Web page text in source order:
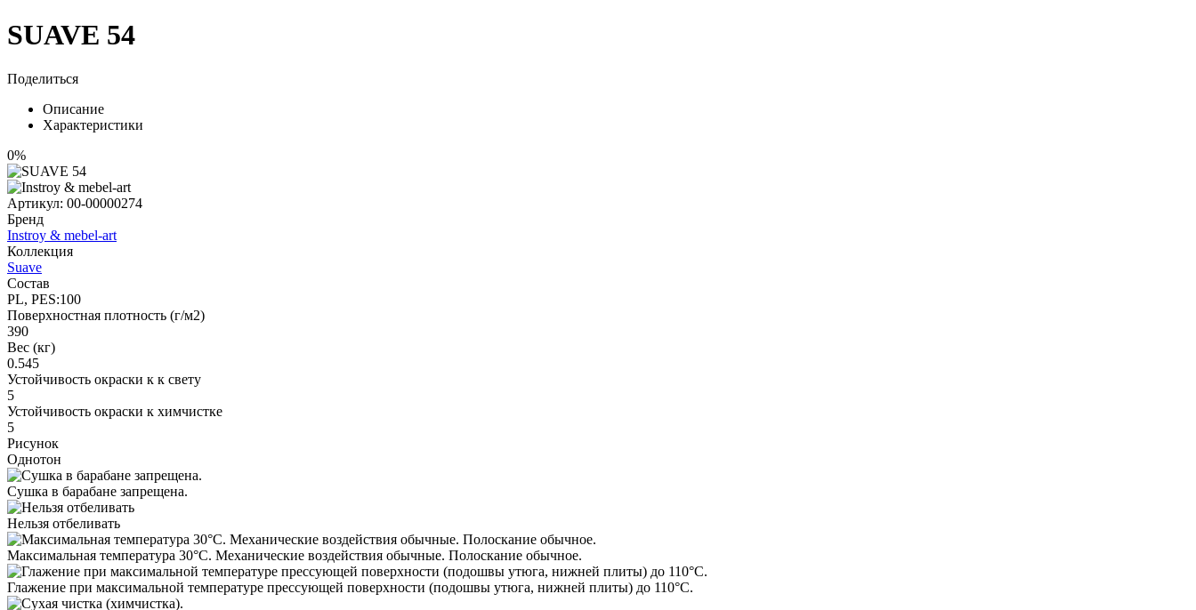
SUAVE 54
Поделиться
Описание
Характеристики
0%
Артикул: 00-00000274
Бренд
Instroy & mebel-art
Коллекция
Suave
Состав
PL, PES:100
Поверхностная плотность (г/м2)
390
Вес (кг)
0.545
Устойчивость окраски к к свету
5
Устойчивость окраски к химчистке
5
Рисунок
Однотон
Сушка в барабане запрещена.
Нельзя отбеливать
Максимальная температура 30°С. Механические воздействия обычные. Полоскание обычное.
Глажение при максимальной температуре прессующей поверхности (подошвы утюга, нижней плиты) до 110°С.